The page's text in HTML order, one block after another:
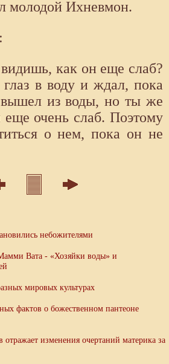
молодой Ихневмон.
как он еще слаб?
в воду и ждал, пока
из воды, но ты же
очень слаб. Поэтому
о нем, пока он не
небожителями
Вата - «Хозяйки воды» и
мировых культурах
фактов о божественном пантеоне
отражает изменения очертаний материка за